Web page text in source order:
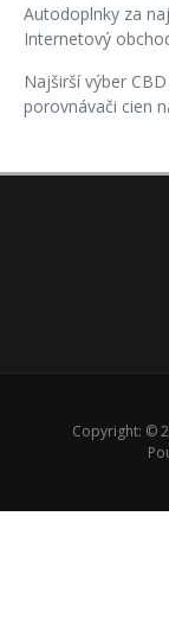
Autodoplnky za
Internetový
Najširší výber
porovnávači cien
Copyright: ©